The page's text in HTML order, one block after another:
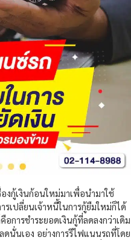
งกู้เงินก้อนใหม่มาเพื่อนำมาใช้
รเปลี่ยนเจ้าหนี้ในการกู้ยืมใหม่ก็ได้
การชำระยอดเงินกู้ที่ลดลงกว่าเดิม
ดนั่นเอง อย่างการรีไฟแนนรถที่โดย